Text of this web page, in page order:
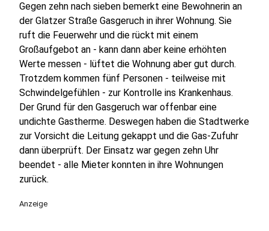
Gegen zehn nach sieben bemerkt eine Bewohnerin an
der Glatzer Straße Gasgeruch in ihrer Wohnung. Sie
ruft die Feuerwehr und die rückt mit einem
Großaufgebot an - kann dann aber keine erhöhten
Werte messen - lüftet die Wohnung aber gut durch.
Trotzdem kommen fünf Personen - teilweise mit
Schwindelgefühlen - zur Kontrolle ins Krankenhaus.
Der Grund für den Gasgeruch war offenbar eine
undichte Gastherme. Deswegen haben die Stadtwerke
zur Vorsicht die Leitung gekappt und die Gas-Zufuhr
dann überprüft. Der Einsatz war gegen zehn Uhr
beendet - alle Mieter konnten in ihre Wohnungen
zurück.
Anzeige